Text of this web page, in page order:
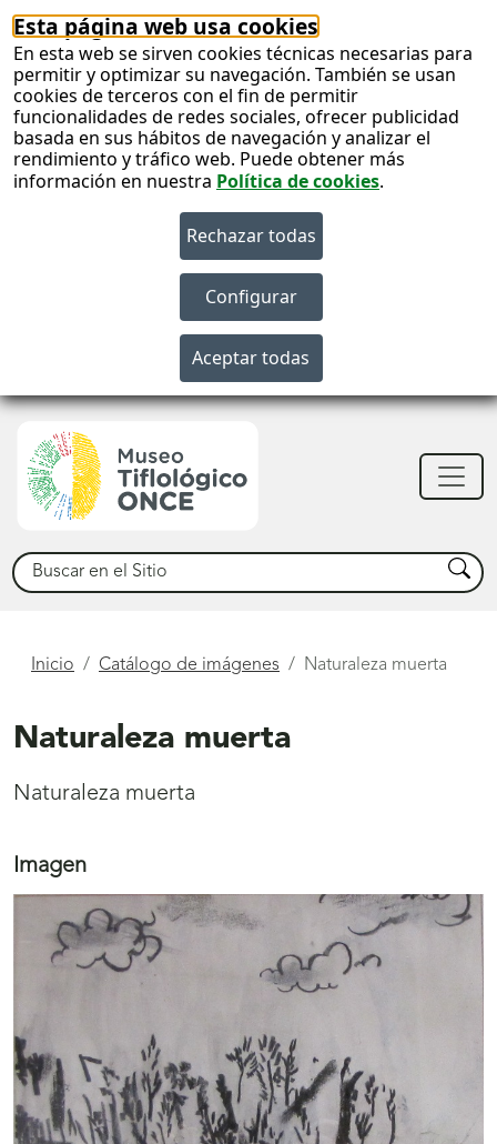
Esta página web usa cookies
En esta web se sirven cookies técnicas necesarias para
permitir y optimizar su navegación. También se usan
cookies de terceros con el fin de permitir
funcionalidades de redes sociales, ofrecer publicidad
basada en sus hábitos de navegación y analizar el
rendimiento y tráfico web. Puede obtener más
información en nuestra Política de cookies.
Buscar Buscar
Está
Inicio Catálogo de imágenes Naturaleza muerta
Naturaleza muerta
Naturaleza muerta
Imagen